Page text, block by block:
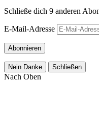
Schließe dich 9 anderen
E-Mail-Adresse
Abonnieren
Nein Danke Schließen
Nach Oben